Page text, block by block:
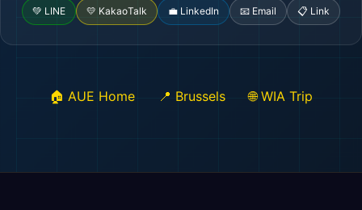
💚 LINE 💛 KakaoTalk 💼 LinkedIn 📧 Email 📋 Link
🏠 AUE Home 📍 Brussels 🌐 WIA Trip